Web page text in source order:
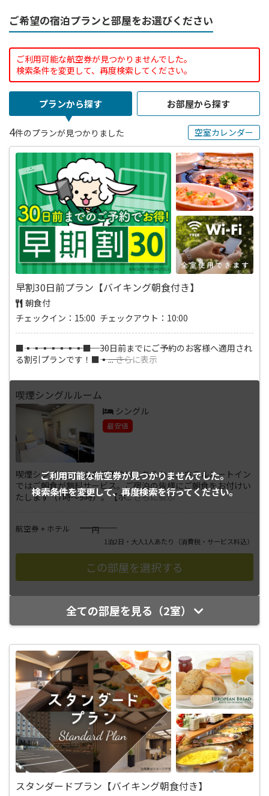
ご希望の宿泊プランと部屋をお選びください
ご利用可能な航空券が見つかりませんでした。
検索条件を変更して、再度検索してください。
プランから探す お部屋から探す
4件のプランが見つかりました 空室カレンダー
早割30日前プラン【バイキング朝食付き】
朝食付
チェックイン：15:00 チェックアウト：10:00
■―――▪―――▪―――▪―――▪―――▪―――▪―――▪―――■ 30日前までにご予約のお客様へ適用され
る割引プランです！■―――▪―――...さらに表示
ご利用可能な航空券が見つかりませんでした。
検索条件を変更して、再度検索を行ってください。
喫煙シングルルーム
シングル
最安値
喫煙シングルルームのご予約はこちらから。ホテルルートイン
ではご朝食が無料サービス。ご宿泊の皆様にご朝食をお付けい
たします（7時～9時）。【ホ...さらに表示
航空券 + ホテル ――――円
1泊2日・大人1人あたり （消費税・サービス料込）
全ての部屋を見る（2室）
スタンダードプラン【バイキング朝食付き】